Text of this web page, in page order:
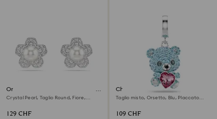
Orecchini a lobo Ariana Grande
x Swarovski
Crystal Pearl, Taglio Round, Fiore,
129 CHF
Charm Idyllia
Taglio misto, Orsetto, Blu, Placcato
109 CHF